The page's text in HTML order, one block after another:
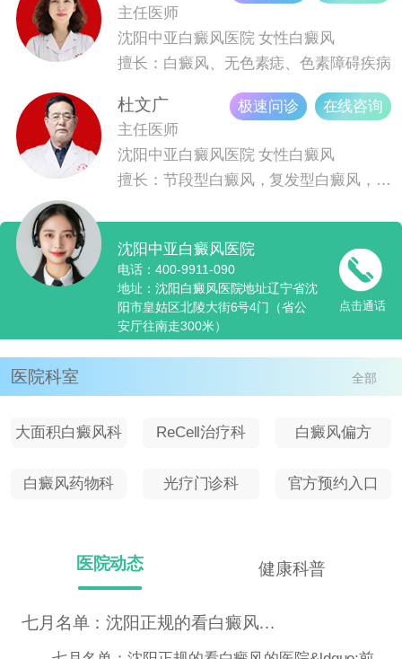
主任医师
沈阳中亚白癜风医院女性白癜风
擅长：白癜风、无色素痣、色素障碍疾病
杜文广
主任医师
沈阳中亚白癜风医院女性白癜风
擅长：节段型白癜风，复发型白癜风，青少儿白癜风
极速问诊 在线咨询
沈阳中亚白癜风医院
电话：400-9911-090
地址：沈阳白癜风医院地址辽宁省沈
阳市皇姑区北陵大街6号4门（省公
安厅往南走300米）
点击通话
医院科室 全部
大面积白癜风科
ReCell治疗科 白癜风偏方
白癜风药物科 光疗门诊科 官方预约入口
医院动态 健康科普
七月名单：沈阳正规的看白癜风的医院“前几名”导致白癜